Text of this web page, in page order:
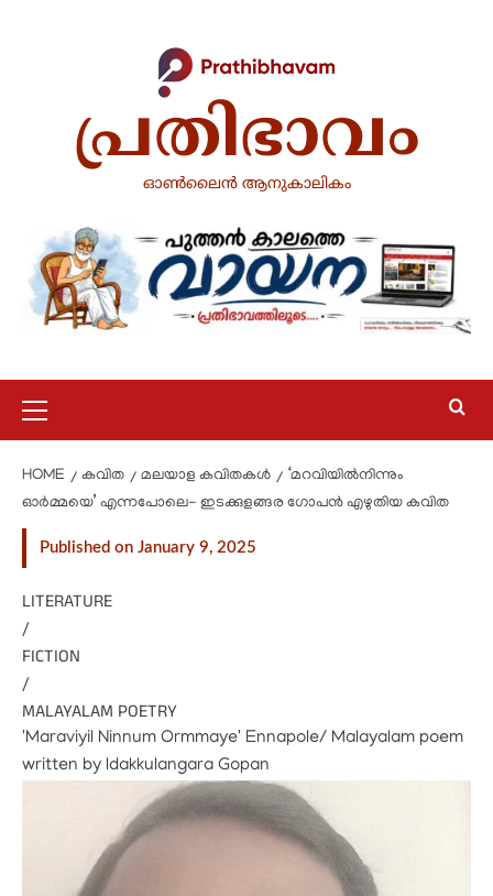
പ്രതിഭാവം
ഓൺലൈൻ ആനുകാലികം
HOME കവിത മലയാള കവിതകൾ
‘മറവിയിൽനിന്നും
ഓർമ്മയെ’ എന്നപോലെ- ഇടക്കുളങ്ങര ഗോപൻ എഴുതിയ കവിത
Published on January 9, 2025
LITERATURE
/
FICTION
/
MALAYALAM POETRY
'Maraviyil Ninnum Ormmaye' Ennapole/ Malayalam poem
written by Idakkulangara Gopan